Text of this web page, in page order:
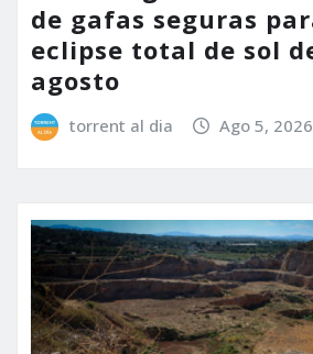
de gafas seguras
eclipse total de sol
agosto
torrent al dia Ago 5, 2026